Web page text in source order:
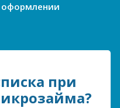
оформлении
при